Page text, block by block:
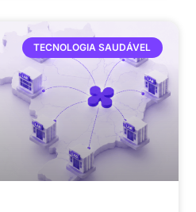
TECNOLOGIA SAUDÁVEL